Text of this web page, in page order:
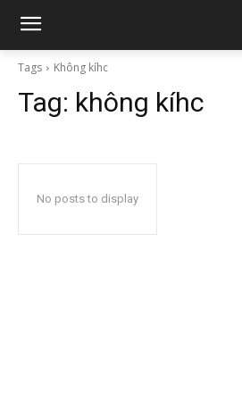
Tags Không kíhc
Tag: không kíhc
No posts to display